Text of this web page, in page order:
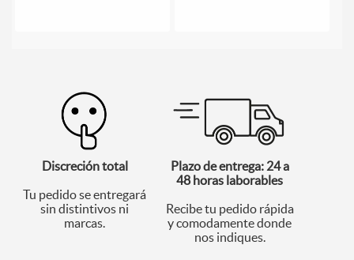
Discreción total
Tu pedido se entregará
sin distintivos ni
marcas.
Plazo de entrega: 24 a
48 horas laborables
Recibe tu pedido rápida
y comodamente donde
nos indiques.